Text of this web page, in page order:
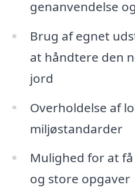
genanvendelse
Brug af egnet
at håndtere den
jord
Overholdelse af
miljøstandarder
Mulighed for at
og store opgaver